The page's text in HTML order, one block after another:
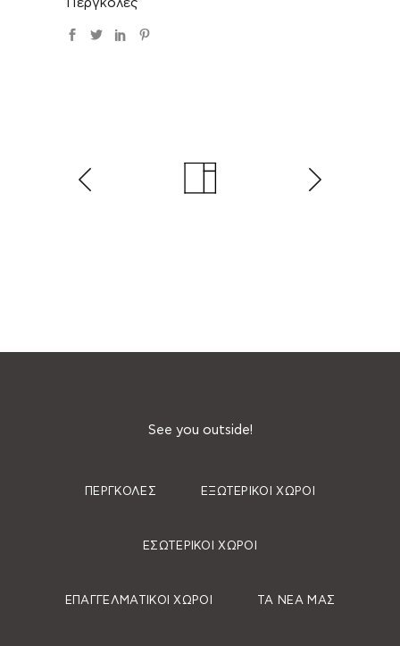
Πέργκολες
See you outside!
ΠΈΡΓΚΟΛΕΣ ΕΞΩΤΕΡΙΚΟΊ ΧΏΡΟΙ
ΕΣΩΤΕΡΙΚΟΊ ΧΏΡΟΙ
ΕΠΑΓΓΕΛΜΑΤΙΚΟΊ ΧΏΡΟΙ ΤΑ ΝΈΑ ΜΑΣ